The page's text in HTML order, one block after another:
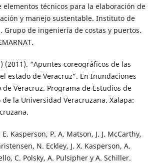
elementos técnicos para la elaboración de
y manejo sustentable. Instituto de
Grupo de ingeniería de costas y puertos.
(2011). “Apuntes coreográficos de las
estado de Veracruz”. En Inundaciones
de Veracruz. Programa de Estudios de
la Universidad Veracruzana. Xalapa:
Kasperson, P. A. Matson, J. J. McCarthy,
N. Eckley, J. X. Kasperson, A.
C. Polsky, A. Pulsipher y A. Schiller.